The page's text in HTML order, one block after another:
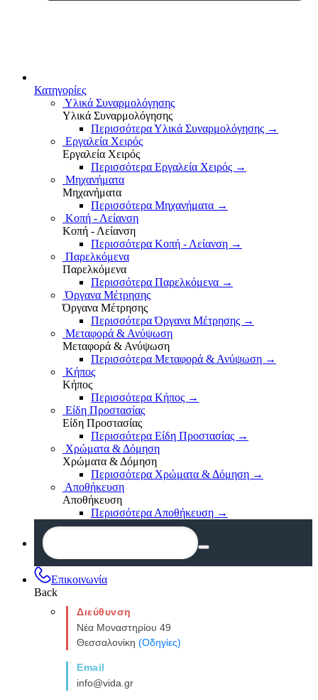
Κατηγορίες
Υλικά Συναρμολόγησης
Υλικά Συναρμολόγησης
Περισσότερα Υλικά Συναρμολόγησης →
Εργαλεία Χειρός
Εργαλεία Χειρός
Περισσότερα Εργαλεία Χειρός →
Μηχανήματα
Μηχανήματα
Περισσότερα Μηχανήματα →
Κοπή - Λείανση
Κοπή - Λείανση
Περισσότερα Κοπή - Λείανση →
Παρελκόμενα
Παρελκόμενα
Περισσότερα Παρελκόμενα →
Όργανα Μέτρησης
Όργανα Μέτρησης
Περισσότερα Όργανα Μέτρησης →
Μεταφορά & Ανύψωση
Μεταφορά & Ανύψωση
Περισσότερα Μεταφορά & Ανύψωση →
Κήπος
Κήπος
Περισσότερα Κήπος →
Είδη Προστασίας
Είδη Προστασίας
Περισσότερα Είδη Προστασίας →
Χρώματα & Δόμηση
Χρώματα & Δόμηση
Περισσότερα Χρώματα & Δόμηση →
Αποθήκευση
Αποθήκευση
Περισσότερα Αποθήκευση →
Επικοινωνία
Back
Διεύθυνση
Νέα Μοναστηρίου 49
Θεσσαλονίκη (Οδηγίες)
Email
info@vida.gr